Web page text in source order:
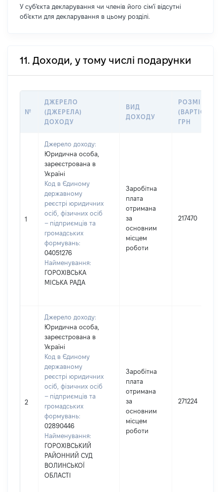
У суб'єкта декларування чи членів його сім'ї відсутні
об'єкти для декларування в цьому розділі.
11. Доходи, у тому числі подарунки
№
ДЖЕРЕЛО
(ДЖЕРЕЛА)
ДОХОДУ
ВИД
ДОХОДУ
РОЗМІР
(ВАРТІСТЬ),
ГРН
1
Джерело доходу:
Юридична особа,
зареєстрована в
Україні
Код в Єдиному
державному
реєстрі юридичних
осіб, фізичних осіб
– підприємців та
громадських
формувань:
04051276
Найменування:
ГОРОХІВСЬКА
МІСЬКА РАДА
Заробітна
плата
отримана
за
основним
місцем
роботи
217470
2
Джерело доходу:
Юридична особа,
зареєстрована в
Україні
Код в Єдиному
державному
реєстрі юридичних
осіб, фізичних осіб
– підприємців та
громадських
формувань:
02890446
Найменування:
ГОРОХІВСЬКИЙ
РАЙОННИЙ СУД
ВОЛИНСЬКОЇ
ОБЛАСТІ
Заробітна
плата
отримана
за
основним
місцем
роботи
271224